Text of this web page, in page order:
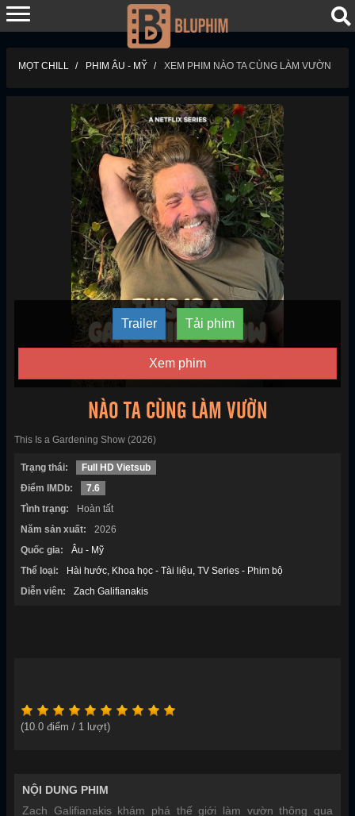
MỌT CHILL PHIM ÂU - MỸ XEM PHIM NÀO TA CÙNG LÀM VƯỜN
Trailer Tải phim
Xem phim
NÀO TA CÙNG LÀM VƯỜN
This Is a Gardening Show (2026)
Trạng thái:
Full HD Vietsub
Điểm IMDb:
7.6
Tình trạng:
Hoàn tất
Năm sản xuất:
2026
Quốc gia:
Âu - Mỹ
Thể loại:
Hài hước Khoa học - Tài liệu TV Series - Phim bộ
Diễn viên:
Zach Galifianakis
(10.0 điểm / 1 lượt)
NỘI DUNG PHIM
Zach Galifianakis khám phá thế giới làm vườn thông qua